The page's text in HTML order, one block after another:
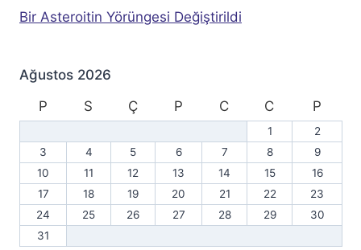
Bir Asteroitin Yörüngesi Değiştirildi
Ağustos 2026
P
S Ç P C C P
1
2
3
4 5 6 7 8
9
10
11 12 13 14 15
16
17
18 19 20 21 22
23
24
25 26 27 28 29
30
31